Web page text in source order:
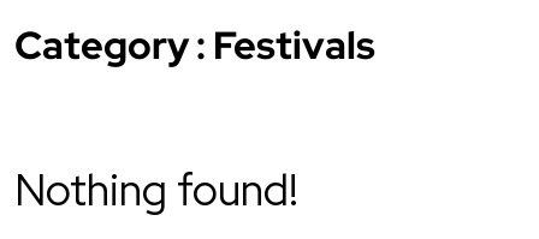
Category : Festivals
Nothing found!